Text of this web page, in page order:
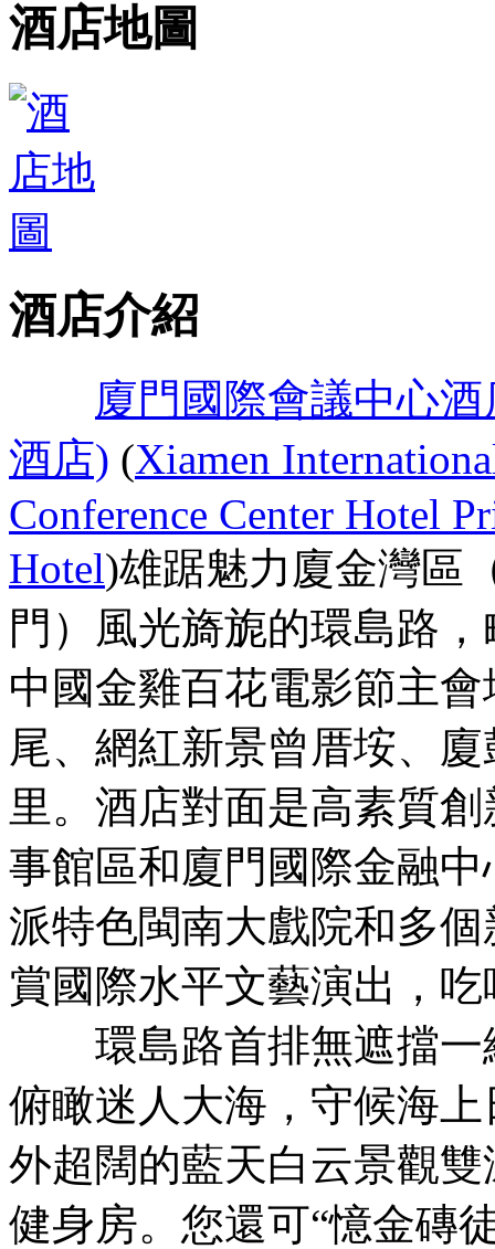
酒店地圖
酒店介紹
廈門國際會議中心
酒店) (Xiamen
Conference Center Hotel
Hotel)雄踞魅力廈金灣區
門）風光旖旎的環島路
中國金雞百花電影節主
尾、網紅新景曾厝垵、
里。酒店對面是高素質
事館區和廈門國際金融
派特色閩南大戲院和多
賞國際水平文藝演出，
環島路首排無遮擋一
俯瞰迷人大海，守候海
外超闊的藍天白云景觀
健身房。您還可“憶金磚